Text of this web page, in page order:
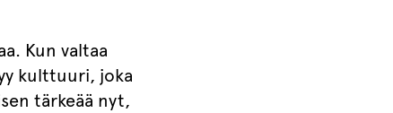
Kun valtaa
kulttuuri, joka
tärkeää nyt,